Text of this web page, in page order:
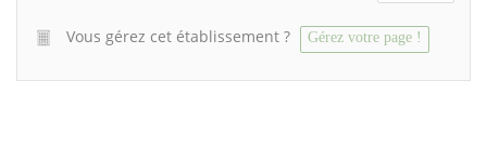
Vous gérez cet établissement ? Gérez votre page !